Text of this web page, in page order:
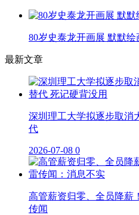
80岁史泰龙开画展 默默绘
最新文章
深圳理工大学拟逐步取消
代
2026-07-08 0
高管薪资归零、全员降薪
传闻